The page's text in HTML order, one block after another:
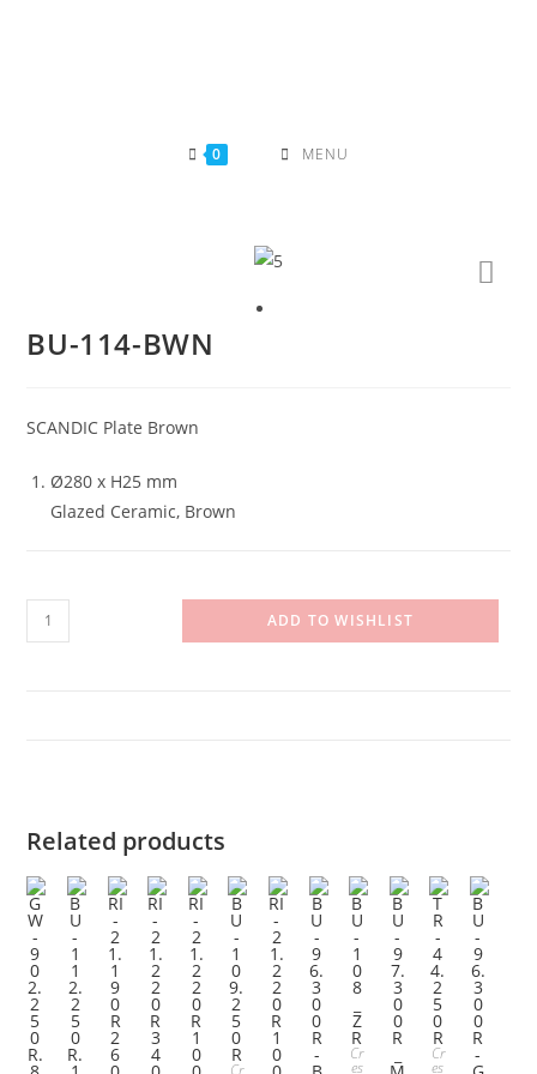
0 MENU
BU-114-BWN
SCANDIC Plate Brown
Ø280 x H25 mm
Glazed Ceramic, Brown
BU-
114-
ADD TO WISHLIST
Related products
Cr
Cr
es
Cr
es